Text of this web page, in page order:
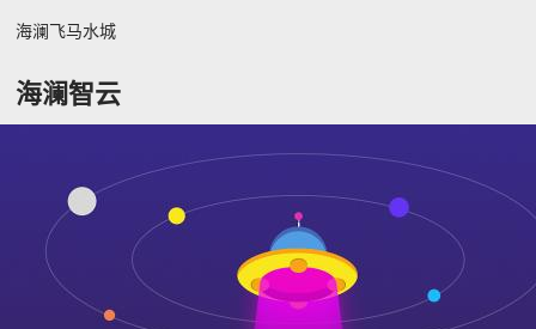
海澜飞马水城
海澜智云